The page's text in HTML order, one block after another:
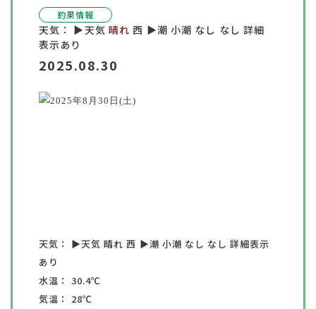
釣果情報
天気： ▶︎天気 晴れ 西 ▶︎潮 小潮 なし なし 詳細
表示あり
2025.08.30
天気： ▶︎天気晴れ西 ▶︎潮 小潮 なし なし詳細表示
あり
水温：30.4℃
気温： 28℃